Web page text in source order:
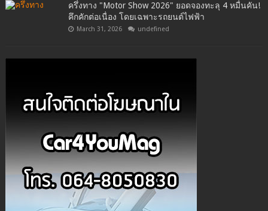
ครึ่งทาง "Motor Show 2026" ยอดจองทะลุ 4 หมื่นคัน!
คึกคักต่อเนื่อง โดยเฉพาะรถยนต์ไฟฟ้า
March 31, 2026 undefined